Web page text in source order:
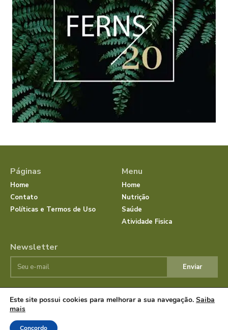
Páginas
Home
Contato
Políticas e Termos de Uso
Menu
Home
Nutrição
Saúde
Atividade Fisica
Newsletter
Enviar
© JornalSaudeBemEstar.Com.Br 2025 Todos os direitos
reservados.
Este site possui cookies para melhorar a sua navegação. Saiba
mais
Concordo